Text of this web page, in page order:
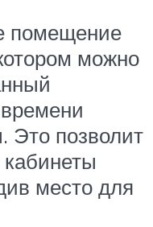
помещение
можно
Это позволит
место для